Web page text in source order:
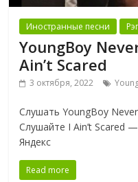
Иностранные песни
YoungBoy
Ain’t Scared
3 октября, 2022
Слушать YoungBoy
Слушайте I Ain’t Scared
Яндекс
Read more